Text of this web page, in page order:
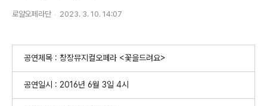
로얄오페라단 2023. 3. 10. 14:07
공연제목 : 창장뮤지컬오페라 <꽃을드려요>
공연일시 : 2016년 6월 3일 4시